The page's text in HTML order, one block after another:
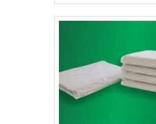
contando com uma empresa ou
melhor preço entre
oferece formatos
embalagens sejam
sofisticação, sempre